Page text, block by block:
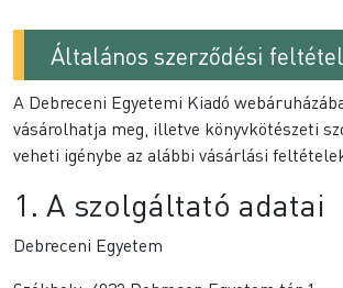
Általános szerződési
A Debreceni Egyetemi Kiadó
vásárolhatja meg, illetve könyvkötészeti
veheti igénybe az alábbi vásárlási
1. A szolgáltató adatai
Debreceni Egyetem